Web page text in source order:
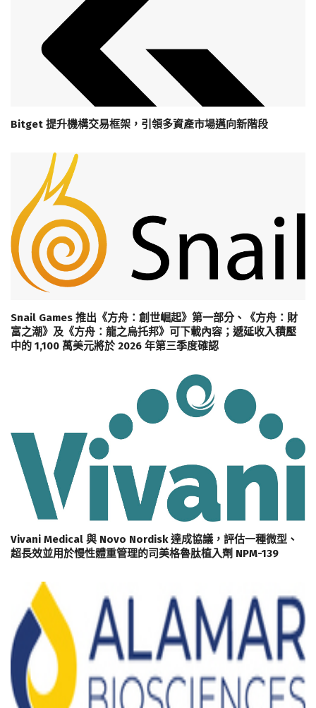
Bitget 提升機構交易框架，引領多資產市場邁向新階段
Snail Games 推出《方舟：創世崛起》第一部分、《方舟：財
富之潮》及《方舟：龍之烏托邦》可下載內容；遞延收入積壓
中的 1,100 萬美元將於 2026 年第三季度確認
Vivani Medical 與 Novo Nordisk 達成協議，評估一種微型、
超長效並用於慢性體重管理的司美格魯肽植入劑 NPM-139